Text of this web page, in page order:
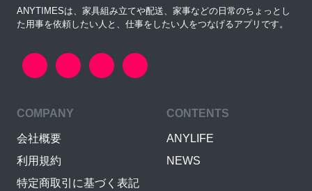
ANYTIMESは、家具組み立てや配送、家事などの日常のちょっとし
た用事を依頼したい人と、仕事をしたい人をつなげるアプリです。
COMPANY
会社概要
利用規約
特定商取引に基づく表記
CONTENTS
ANYLIFE
NEWS